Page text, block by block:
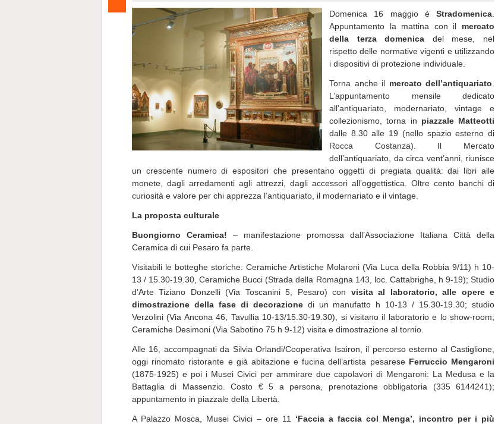
Domenica 16 maggio è Stradomenica
Appuntamento la mattina con il mercato
della terza domenica del mese, nel
rispetto delle normative vigenti e utilizzando
i dispositivi di protezione individuale.
Torna anche il mercato dell’antiquariato
L’appuntamento mensile dedicato
all’antiquariato, modernariato, vintage e
collezionismo, torna in piazzale Matteotti
dalle 8.30 alle 19 (nello spazio esterno di
Rocca Costanza). Il Mercato
dell’antiquariato, da circa vent’anni, riunisce
un crescente numero di espositori che presentano oggetti di pregiata qualità: dai libri alle
monete, dagli arredamenti agli attrezzi, dagli accessori all’oggettistica. Oltre cento banchi di
curiosità e valore per chi apprezza l’antiquariato, il modernariato e il vintage.
La proposta culturale
Buongiorno Ceramica! – manifestazione promossa dall’Associazione Italiana Città della
Ceramica di cui Pesaro fa parte.
Visitabili le botteghe storiche: Ceramiche Artistiche Molaroni (Via Luca della Robbia 9/11) h 10-
13 / 15.30-19.30, Ceramiche Bucci (Strada della Romagna 143, loc. Cattabrighe, h 9-19); Studio
d’Arte Tiziano Donzelli (Via Toscanini 5, Pesaro) con visita al laboratorio, alle opere e
dimostrazione della fase di decorazionedi un manufatto h 10-13 / 15.30-19.30; studio
Verzolini (Via Ancona 46, Tavullia 10-13/15.30-19.30), si visitano il laboratorio e lo show-room;
Ceramiche Desimoni (Via Sabotino 75 h 9-12) visita e dimostrazione al tornio.
Alle 16, accompagnati da Silvia Orlandi/Cooperativa Isairon, il percorso esterno al Castiglione,
oggi rinomato ristorante e già abitazione e fucina dell’artista pesarese Ferruccio Mengaroni
(1875-1925) e poi i Musei Civici per ammirare due capolavori di Mengaroni: La Medusa e la
Battaglia di Massenzio. Costo € 5 a persona, prenotazione obbligatoria (335 6144241);
appuntamento in piazzale della Libertà.
A Palazzo Mosca, Musei Civici – ore 11 ‘Faccia a faccia col Menga’, incontro per i più